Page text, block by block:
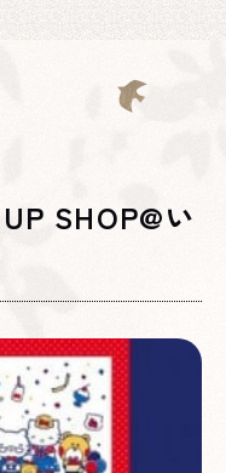
SHOP@い